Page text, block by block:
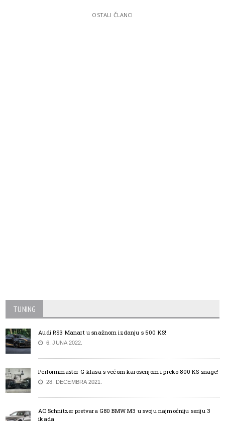
OSTALI ČLANCI
TUNING
Audi RS3 Manart u snažnom izdanju s 500 KS!
6. JUNA 2022.
Performmaster G-klasa s većom karoserijom i preko 800 KS snage!
28. DECEMBRA 2021.
AC Schnitzer pretvara G80 BMW M3 u svoju najmoćniju seriju 3
ikada